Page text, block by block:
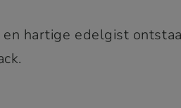
hartige edelgist